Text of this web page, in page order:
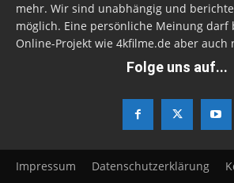
mehr. Wir sind unabhängig und
möglich. Eine persönliche Meinung darf
Online-Projekt wie 4kfilme.de aber auch
Folge uns auf...
Impressum Datenschutzerklärung